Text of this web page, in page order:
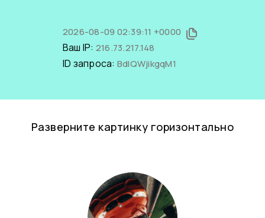
2026-08-09 02:39:11 +0000
Ваш IP: 216.73.217.148
ID запроса: BdIQWjikgqM1
Разверните картинку горизонтально